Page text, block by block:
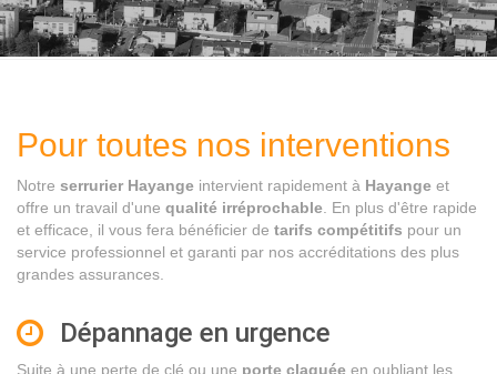
Pour toutes nos interventions
Notre serrurier Hayange intervient rapidement à Hayange et
offre un travail d'une qualité irréprochable . En plus d'être rapide
et efficace, il vous fera bénéficier de tarifs compétitifs pour un
service professionnel et garanti par nos accréditations des plus
grandes assurances.
Dépannage en urgence
Suite à une perte de clé ou une porte claquée en oubliant les